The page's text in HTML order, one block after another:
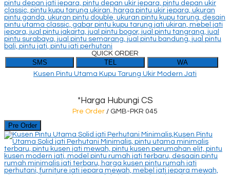
QUICK ORDER
SMS TEL WA
Kusen Pintu Utama Kupu Tarung Ukir Modern Jati
*Harga Hubungi CS
Pre Order / GMB-PKR 045
Pre Order